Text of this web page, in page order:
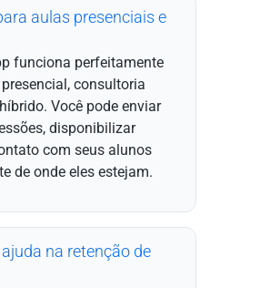
aulas presenciais e
funciona perfeitamente
consultoria
Você pode enviar
disponibilizar
com seus alunos
de onde eles estejam.
na retenção de